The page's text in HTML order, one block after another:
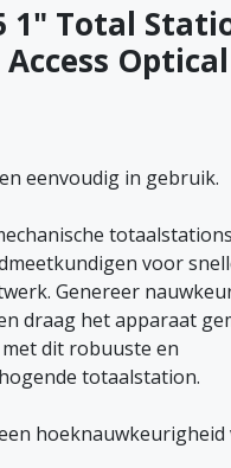
1" Total
Optical
eenvoudig in gebruik.
voor
Genereer
draag het apparaat
dit robuuste en
totaalstation.
hoeknauwkeurigheid